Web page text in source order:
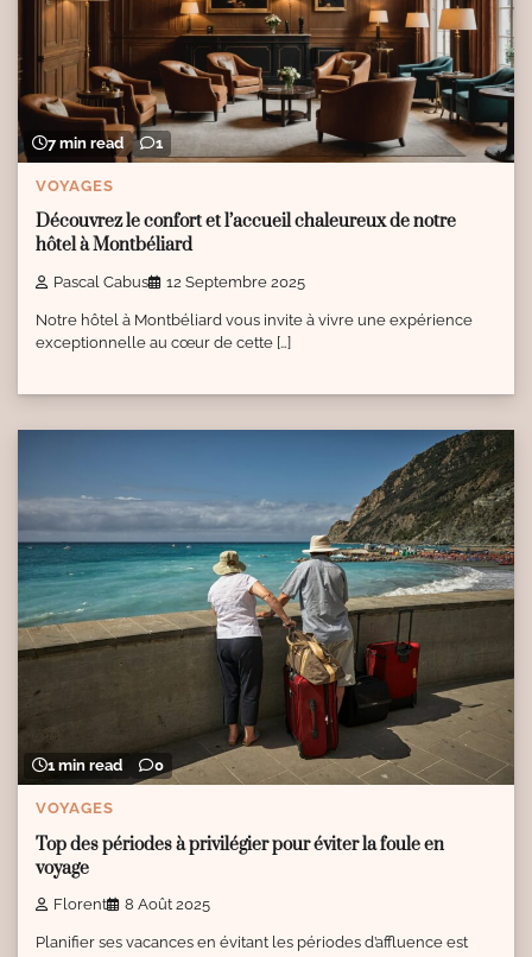
7 min read 1
VOYAGES
Découvrez le confort et l’accueil chaleureux de notre
hôtel à Montbéliard
Pascal Cabus 12 Septembre 2025
Notre hôtel à Montbéliard vous invite à vivre une expérience
exceptionnelle au cœur de cette […]
1 min read 0
VOYAGES
Top des périodes à privilégier pour éviter la foule en
voyage
Florent 8 Août 2025
Planifier ses vacances en évitant les périodes d’affluence est